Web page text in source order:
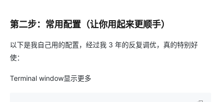
第二步：常用配置（让你用起来更顺手）
以下是我自己用的配置，经过我 3 年的反复调优，真的特别好
使：
Terminal window显示更多